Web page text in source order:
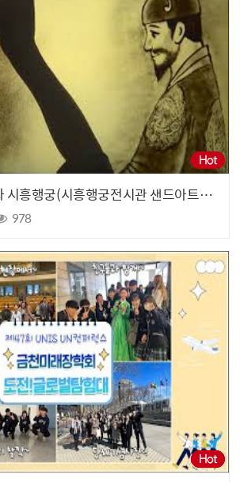
소통의 왕, 정조와 시흥행궁(시흥행궁전시관 샌드아트 영상)
978